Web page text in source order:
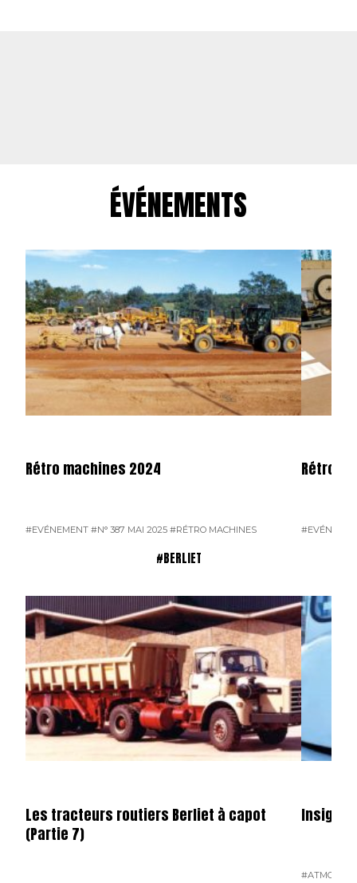
ÉVÉNEMENTS
Rétro machines 2024
#EVÉNEMENT #N° 387 MAI 2025 #RÉTRO MACHINES
#BERLIET
Les tracteurs routiers Berliet à capot
(Partie 7)